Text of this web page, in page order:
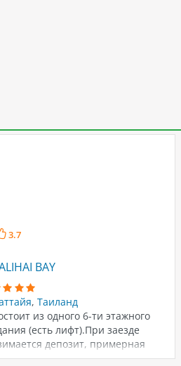
3.7
BAY
, Таиланд
из одного 6-ти этажного
(есть лифт).При заезде
депозит, примерная
которого составляет…